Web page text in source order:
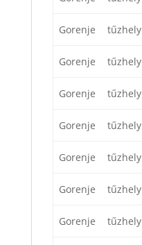
Gorenje tűzhely
Gorenje tűzhely
Gorenje tűzhely
Gorenje tűzhely
Gorenje tűzhely
Gorenje tűzhely
Gorenje tűzhely